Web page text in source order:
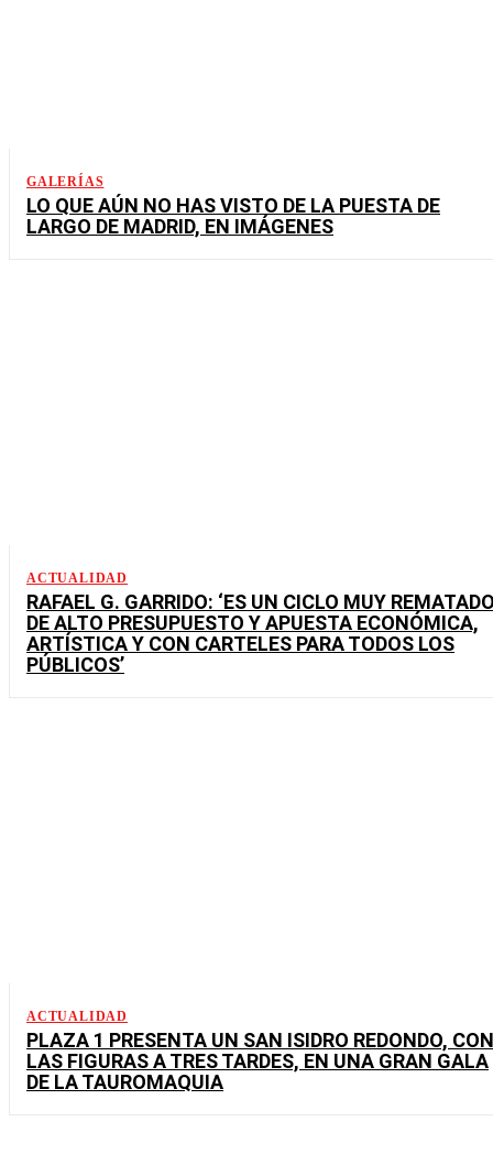
GALERÍAS
LO QUE AÚN NO HAS VISTO DE LA PUESTA DE
LARGO DE MADRID, EN IMÁGENES
ACTUALIDAD
RAFAEL G. GARRIDO: ‘ES UN CICLO MUY
DE ALTO PRESUPUESTO Y APUESTA ECONÓMICA,
ARTÍSTICA Y CON CARTELES PARA TODOS LOS
PÚBLICOS’
ACTUALIDAD
PLAZA 1 PRESENTA UN SAN ISIDRO REDONDO, CON
LAS FIGURAS A TRES TARDES, EN UNA GRAN GALA
DE LA TAUROMAQUIA